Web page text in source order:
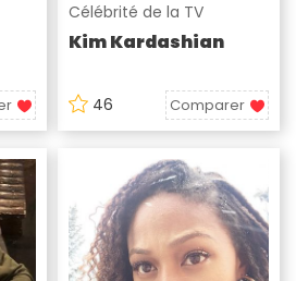
Célébrité de la TV
Kim Kardashian
46 Comparer